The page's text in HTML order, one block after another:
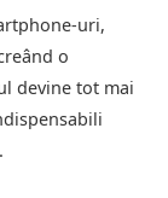
uri,
o
devine tot mai